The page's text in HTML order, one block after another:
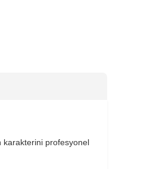
karakterini profesyonel